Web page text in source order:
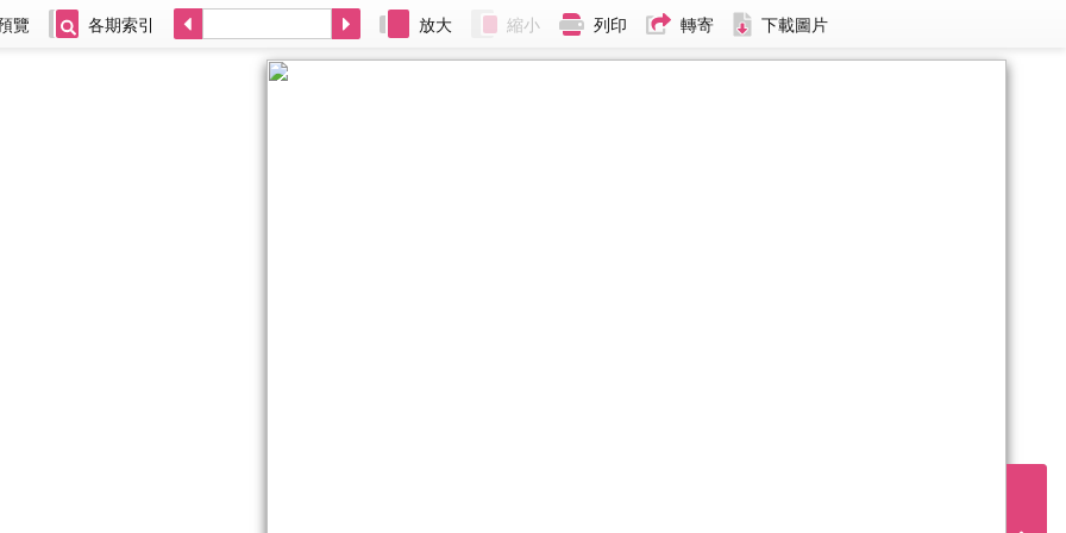
覽 各期索引 放大 縮小 列印 轉寄 下載圖片